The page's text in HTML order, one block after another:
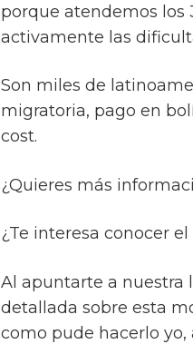
porque atendemos los
activamente las
Son miles de
migratoria, pago en
cost.
¿Quieres más
¿Te interesa conocer el
Al apuntarte a nuestra
detallada sobre esta
como pude hacerlo